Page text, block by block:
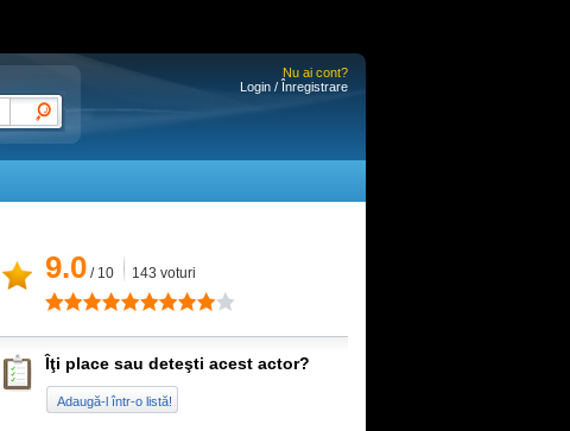
Nu ai cont?
Login / Înregistrare
9.0 / 10 143 voturi
Îţi place sau deteşti acest actor?
Adaugă-l într-o listă!